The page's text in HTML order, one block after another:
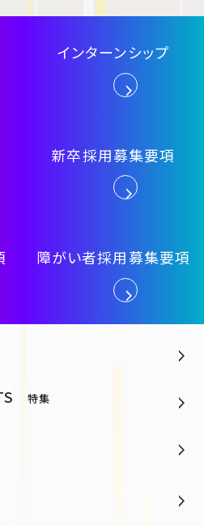
インターンシップ
新卒採用募集要項
障がい者採用募集要項
特集